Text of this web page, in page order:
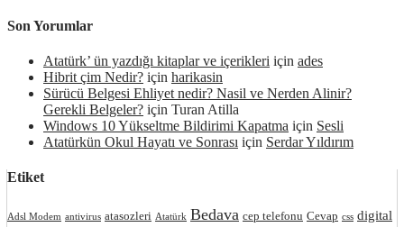
Son Yorumlar
Atatürk’ ün yazdığı kitaplar ve içerikleri için ades
Hibrit çim Nedir? için harikasin
Sürücü Belgesi Ehliyet nedir? Nasil ve Nerden Alinir?
Gerekli Belgeler? için Turan Atilla
Windows 10 Yükseltme Bildirimi Kapatma için Sesli
Atatürkün Okul Hayatı ve Sonrası için Serdar Yıldırım
Etiket
Adsl Modem antivirus atasozleri Atatürk Bedava cep telefonu Cevap css digital